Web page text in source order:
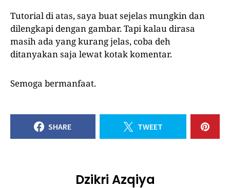
Tutorial di atas, saya buat sejelas mungkin dan
dilengkapi dengan gambar. Tapi kalau dirasa
masih ada yang kurang jelas, coba deh
ditanyakan saja lewat kotak komentar.
Semoga bermanfaat.
SHARE TWEET
Dzikri Azqiya